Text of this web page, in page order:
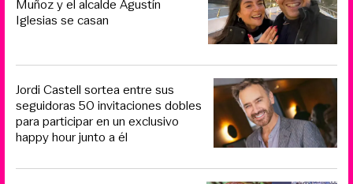
Muñoz y el alcalde Agustín
Iglesias se casan
Jordi Castell sortea entre sus
seguidoras 50 invitaciones dobles
para participar en un exclusivo
happy hour junto a él